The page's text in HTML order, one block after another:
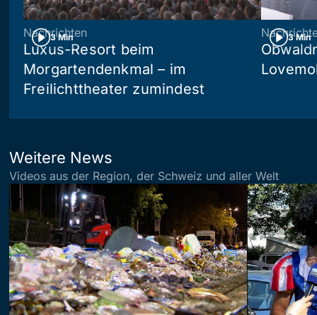
3 Min
Nachrichten
Luxus-Resort beim
Morgartendenkmal – im
Freilichttheater zumindest
3 Min
Weitere News
Videos aus der Region, der Schweiz und aller Welt